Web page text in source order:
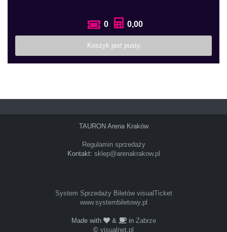
0 0,00
Koszyk jest pusty
TAURON Arena Kraków
Regulamin sprzedaży
Kontakt: sklep@arenakrakow.pl
System Sprzedaży Biletów visualTicket
www.systembiletowy.pl
Made with & in Zabrze
© visualnet.pl